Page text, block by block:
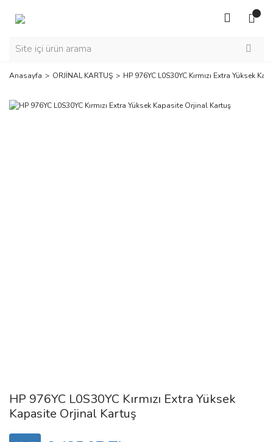
Anasayfa ORJİNAL KARTUŞ HP 976YC L0S30YC Kırmızı Extra Yüksek
HP 976YC L0S30YC Kırmızı Extra Yüksek
Kapasite Orjinal Kartuş